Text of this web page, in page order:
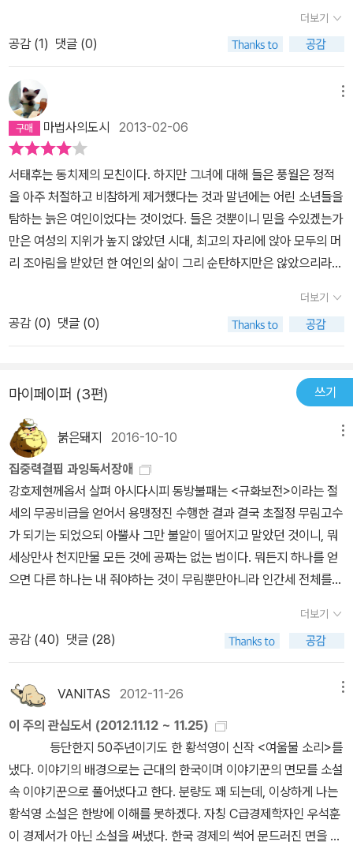
론을 얻을 수 있을 것이다. 서태후의 팔옥누대八玉樓臺 역시 모래
위에 세운 성에 지나지 않았다는 것을 말이다. 그래서 아예 이 두 이야
작하는 이야기를 쓰고 나니 이는 늦봄의 일이라 펜이 가는 대로 초여
름의 익모초 연고를 만드는 이야기까지 썼다. 또 중간에 냄새나는 대
마 이야기들을 발견해서 장푸의 거세 이야기에 연결해서 썼다. 서행
길 이야기를 쓸 때는 피란의 긴 여정 중 서태후의 가마 이야기 외에도
태후를 따라 서쪽으로 함께 피란한 사람들 이야기까지 써야 했다. 그
래서 ‘서행길’ 부분에 황태자 이야기며 ‘광서제가 머리를 깎다’ 편 등
을 수록했다.
콩하면서도 흥미진진한 옛날 이야기를 듣는 기분이 들곤 했다. 이 할
미가 소싯적엔 이랬다니깐으로 시작되는 것 같은 이야기들 말이다.
해준 번역가의 실력도 만족스러웠다. 중간중간 꼼꼼히 첨부된 사진자
료들과 각주들도 책을 읽는 즐거움을 더해줬다. 궁녀의 업무란 것이
본래 궁 생활의 소소한 부분에 국한되는 것이기도 하지만 정치적으로
완벽하게 배제된 존재들이였기에, 책 속에 담긴 노궁녀의 이야기 대
부분은 서태후의 일상생활과 궁인들의 생활에 초점이 맞춰져 있다.
서태후의 기상부터 다시 서태후의 취침에 이르기까지의 하루일과와
궁에서 매절기마다 지켰던 규칙이나 먹었던 음식들, 치뤄졌던 행사들
에 대한 이야기들이 굉장히 생생하게 묘사되어 있다. 노궁녀의 기억
력이 어찌나 섬세한지 처음 책을 폈을 땐, 과연 이게 모두 노궁녀의 입
의 질문에 제대로 답하기 위해 언제나 주변상황들을 모조리 다 기억
하기 위해 노력했단 구절을 읽게 되면서 내 의심은 눈녹듯 사라져버
렸다. 이 구절은 이들이 매사에 얼마나 가슴을 졸이고 긴장의 끈을 놓
있었기에, 가슴 한구석이 짠해지기도 했다. 그 악명높은 히틀러가 세
계 최초로 동물보호법을 만들었던 것처럼, 서태후 역시 역사에 아로
새겨진 악명과 다른 면들이 존재했다. 가끔은 아랫사람들을 후덕하게
챙길 줄 알고, 때로는 너그럽게 그들의 청을 들어주기도 하는 등, 이
책을 통해 이야기 되는 서태후는 이미 망국의 태후가 된 그녀를 그리
워하고 끝까지 충성을 바치는 노궁녀가 존재한다는 사실이 아주 약간
은 이해가 될 정도의 사람이였다. 물론 평범한 인간적인 면모가 그녀
의 괴팍하고 이기적인 면모를 덮을 수 있을만큼 크고 넓은 것은 아니
였다. 오죽했으면 내내 서태후를 칭송하고 충심을 다하던 노궁녀조차
그녀의 악업들에 대해서는 얼마간의 뒷담화를 했겠는가. 서태후의 성
정에 대해서는 열마디의 충심어린 말들보다 '네가 잠시라도 내 기분
을 상하게 한다면 나는 너에게 일생동안 고통을 느끼게 해주마'라는
서태후가 야사에서 전해지는 것처럼 온갖 음행을 일삼은 요부는 결코
아니였다. 엄청난 권력을 손에 쥔 채, 괴팍하게 나이를 먹은 늙은 과부
였을 뿐, 세간에 돌며 구전으로 이제까지 전해지는 이야기들이 얼마
나 허무맹랑한 것이였는지, 서태후 역시 궁의 규칙에 매여있는 사람
이였다는 것을, 노궁녀는 분명하게 짚고 넘어간다. 이는 이 책을 통해
얻은 가장 큰 소득이라 할 수 있다. 사실 이 책을 통해 보여지는 궁이
란 엄격한 규칙과 감시의 눈, 회한으로 가득찬 곳이라 세간에 떠도는
로 (스스로 다짐)한 글항아리 걸작 논픽션에 청 황실에 대한 이야기가
준비되어 있다니 반가울 따름이었다. 게다가 심심찮게 저자가 묘사하
는 장소나 사람에 대한 사진이 수록되어 있어 논픽션 다운 매력을 마
음껏 발산해주었다. 한 번에 120첩의 반찬을 매번 차려놓고 하나의
반찬을 2번 이상 손대지 않는 삶이란 어떤 삶인 것인가.. 중국 무협 영
화에서 묘사되는 황궁의 모습이 사실 내가 상상하는 중국 황실의 전
부인데, 터무니 없이 화려해서 나중에는 무감각해지는 영화적 묘사보
다도, 이 책에 나온 실제 삶의 경험이 기반이된 묘사가 훨씬 와닿았다.
마음에 안 드는 며느리를 우물에 밀어 넣어서 죽이는 일 조차도 하나
의 에피소드 처럼 표현되어 있으니... 또한 구술자가 본인의 노비 신분
을 소위 태후마마에 대비하여 어떻게 묘사하는 지도 꽤 흥미로웠다.
궁중에서 생활하며 나름의 즐거움과 괴로움을 느끼며 열심히 생활한
구술자기에 역사속에서 ‘노비‘라고 칭해진 평면적인 단어를 벗어나,
아 그때 만약 내가 노비였다면 이렇게 살았을 수도 있겟구나 싶다. 비
더보기
공감 (1) 댓글 (0)
마법사의도시 2013-02-06
서태후는 동치제의 모친이다. 하지만 그녀에 대해 들은 풍월은 정적
을 아주 처절하고 비참하게 제거했다는 것과 말년에는 어린 소년들을
탐하는 늙은 여인이었다는 것이었다. 들은 것뿐이니 믿을 수있겠는가
만은 여성의 지위가 높지 않았던 시대, 최고의 자리에 앉아 모두의 머
리 조아림을 받았던 한 여인의 삶이 그리 순탄하지만은 않았으리라고
이 아닌 다음에야 여성 스스로 권력을 틀어쥔 쪽은 언제나 남자에게
사랑받는 여인의 삶을 살아가는 주인공이 되지 못했던 것으로 보여진
다. 서태후 역시 그러했다. 정적 동태후처럼 왕의 사랑을 받지 못했으
적 입지는 굳건해졌다. 하지만 황태후의 역할에만 만족하지 못했고
구중궁궐의 그 깊숙한 곳에서 큰 대륙, 중국을 손바닥안에 놓고 쥐락
펴락했다. 그런 그녀가 머물던 궁이 저수궁이며, 그녀를 모셨던 궁녀
의 육성이 옮겨진 두꺼운 책이 바로 [서태후와 궁녀들]이다. 보통 오
너에 대한 그리움보다는 뒷담화의 경향이 짙어져야할 책 속에서 나는
죽고 나서도 여전히 그 영향력을 살아있는 사람에게 뻗치고 있는 한
여인의 일상을 편안하게 전해들을 수 있었다. 정적에게 잔인했고 아
들이 사랑한 여인을 우물에 빠뜨려 죽였으며 자신에게 충성을 바치던
궁녀를 죄를 뒤집어 씌워 멀리 궁밖으로 보내버릴만큼 비정했던 여인
다. 마치 세상의 존경을 받던 한 어른의 일상을 회고하듯 쓰여진 이야
기 속에서 태후는 아침에 일어나 치장을 하고 조반을 들고 산책을 했
으며 상상만큼이나 아름다웠다는 은밀한 공간, 화장실을 사용하며 우
리네와 다름없는 공기를 마시는 인간으로 묘사되어져 있다. 지금 미
의 기준으로는 결코 아름답게 보이지 않는 키작고 통통한 여인이 여
인으로 살아가고 정치인으로 살아가고 궁궐의 주인으로 살아가는 일
이 룽얼이라는 여인을 통해 전해졌는데 그 전달자가 존경심을 담고
있어 들려지는 이야기 속에서도 서태후는 아주 큰 어른이었고 감히
우러러 볼 수 없을 카리스마와 위엄을 지닌 어른으로 비춰져있다. 그
러면서도 따뜻했다니 믿기 어려운 일이지만 몇몇 에피소드는 우리가
익히 알던 잔혹했던 모습의 태후인지라 이 역시 허궁녀의 상상이 보
더보기
공감 (0) 댓글 (0)
마이페이퍼 (3편) 쓰기
붉은돼지 2016-10-10
집중력결핍 과잉독서장애
강호제현께옵서 살펴 아시다시피 동방불패는 <규화보전>이라는 절
세의 무공비급을 얻어서 용맹정진 수행한 결과 결국 초절정 무림고수
가 되기는 되었으되 아뿔사 그만 불알이 떨어지고 말았던 것이니, 뭐
세상만사 천지만물 모든 것에 공짜는 없는 법이다. 뭐든지 하나를 얻
으면 다른 하나는 내 줘야하는 것이 무림뿐만아니라 인간세 전체를
하는고 허니, 소생이 연전에 <책, 열권을 동시에 읽어라>라는 -일명
‘동시십독법’- 비급을 얻어 땀을 비오듯 줄줄흘리며 열심 수행하여 몇
년째 시전 중이나 어찌된 심판인지 갈수록 초절정 독서고수가 되어가
는 것이 아니라 이상한 부작용에 시달리고 있다. 운기행공의 잘못으
로 인한 일종의 주화입마라고 할수도 있겠다. 그 부작용이란 것은 말
하자면 ADHD 비슷한 것인데, 소생은 ‘집중력결핍 과잉독서장애’라
고 이름을 붙였다. 뭐 하나 진득하게 읽지를 못한다. 이 책을 들어 10
여분 보다가 다시 저 책을 펼쳐 10여분 읽고, TV를 보며 뒹굴다가 또
다른 책을 들어 20여쪽 읽다가 집어던지고는 또 다른 책을 펼쳐 10쪽
정도 읽고......침대에 누워서는 또또 다른 책을 읽는 것이다. 뭐 하나
내조지는 것은 없고 새로 시작하는 책은 부지기수다. 쌓이는 것은 책
더보기
공감 (40) 댓글 (28)
VANITAS 2012-11-26
이 주의 관심도서 (2012.11.12 ~ 11.25)
등단한지 50주년이기도 한 황석영이 신작 <여울물 소리>를
냈다. 이야기의 배경으로는 근대의 한국이며 이야기꾼의 면모를 소설
속 이야기꾼으로 풀어냈다고 한다. 분량도 꽤 되는데, 이상하게 나는
황석영 소설은 한방에 이해를 못하겠다. 자칭 C급경제학자인 우석훈
이 경제서가 아닌 소설을 써냈다. 한국 경제의 썩어 문드러진 면을 소